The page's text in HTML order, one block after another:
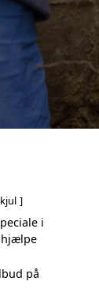
i
hjælpe
på